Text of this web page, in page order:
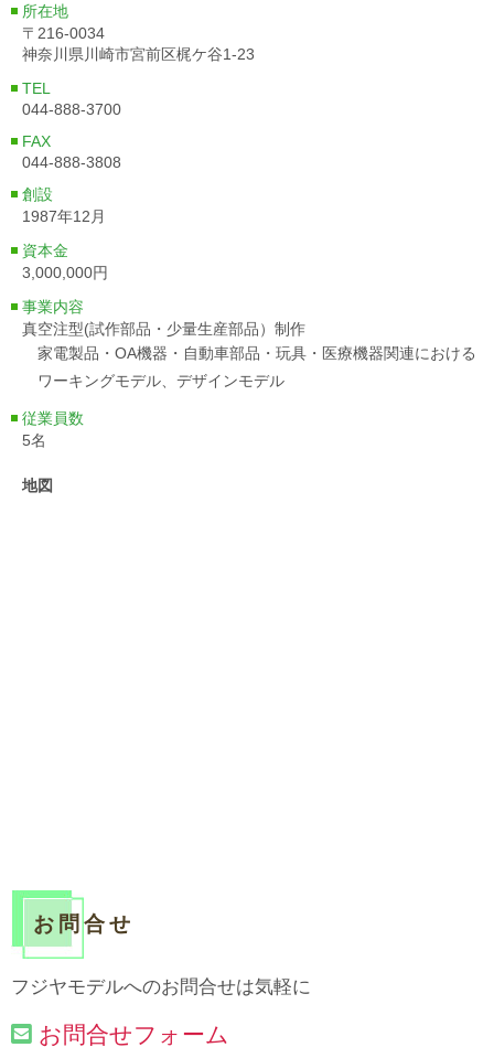
所在地
〒216-0034
神奈川県川崎市宮前区梶ケ谷1-23
TEL
044-888-3700
FAX
044-888-3808
創設
1987年12月
資本金
3,000,000円
事業内容
真空注型(試作部品・少量生産部品）制作
家電製品・OA機器・自動車部品・玩具・医療機器関連における
ワーキングモデル、デザインモデル
従業員数
5名
地図
お問合せ
フジヤモデルへのお問合せは気軽に
お問合せフォーム